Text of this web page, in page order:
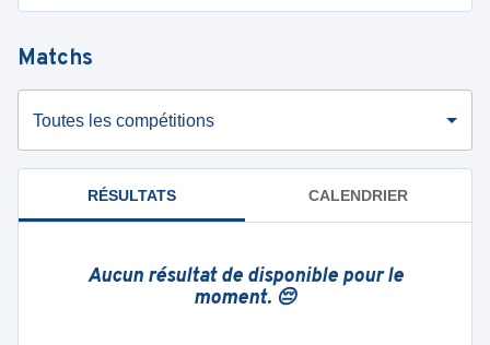
Matchs
Toutes les compétitions
RÉSULTATS CALENDRIER
Aucun résultat de disponible pour le
moment. 😔